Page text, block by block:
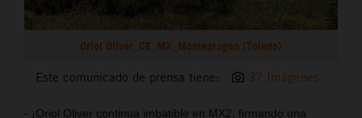
Oriol Oliver_CE_MX_Montearagon (Toledo)
Este comunicado de prensa tiene: 37 Imágenes
- ¡Oriol Oliver continua imbatible en MX2, firmando una